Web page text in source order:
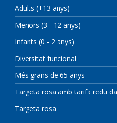
Adults (+13 anys)
Menors (3 - 12 anys)
Infants (0 - 2 anys)
Diversitat funcional
Més grans de 65 anys
Targeta rosa amb tarifa reduïda
Targeta rosa